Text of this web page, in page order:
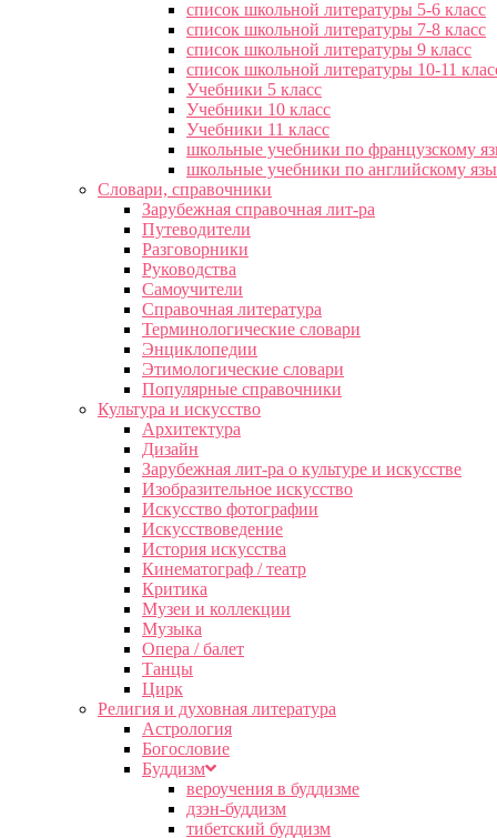
список школьной литературы 5-6 класс
список школьной литературы 7-8 класс
список школьной литературы 9 класс
список школьной литературы 10-11
Учебники 5 класс
Учебники 10 класс
Учебники 11 класс
школьные учебники по французскому
школьные учебники по английскому
Словари, справочники
Зарубежная справочная лит-ра
Путеводители
Разговорники
Руководства
Самоучители
Справочная литература
Терминологические словари
Энциклопедии
Этимологические словари
Популярные справочники
Культура и искусство
Архитектура
Дизайн
Зарубежная лит-ра о культуре и искусстве
Изобразительное искусство
Искусство фотографии
Искусствоведение
История искусства
Кинематограф / театр
Критика
Музеи и коллекции
Музыка
Опера / балет
Танцы
Цирк
Религия и духовная литература
Астрология
Богословие
Буддизм
вероучения в буддизме
дзэн-буддизм
тибетский буддизм